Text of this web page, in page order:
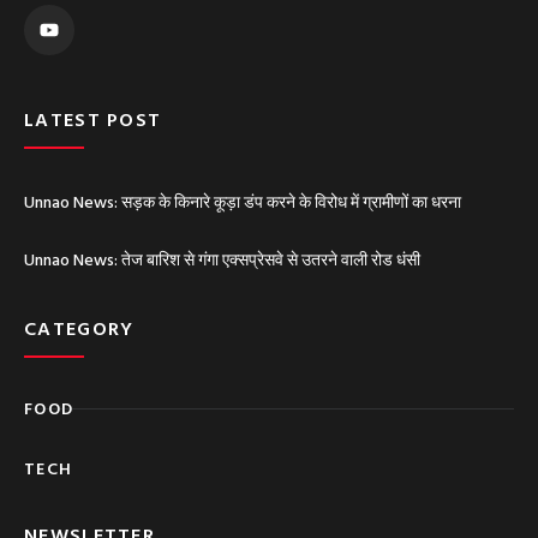
u
LATEST POST
Unnao News: सड़क के किनारे कूड़ा डंप करने के विरोध में ग्रामीणों का धरना
Unnao News: तेज बारिश से गंगा एक्सप्रेसवे से उतरने वाली रोड धंसी
CATEGORY
FOOD
TECH